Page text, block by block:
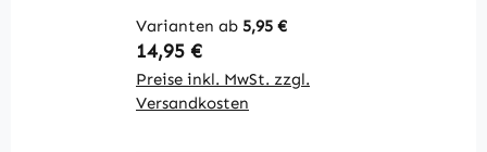
Varianten ab 5,95 €
Regulärer Preis:
14,95 €
Preise inkl. MwSt. zzgl.
Versandkosten